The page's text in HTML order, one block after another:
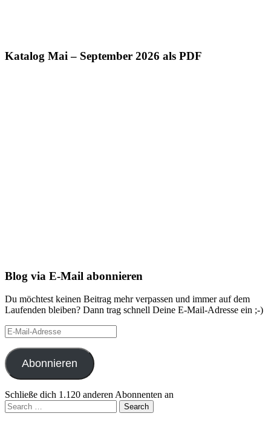
Katalog Mai – September 2026 als PDF
Blog via E-Mail abonnieren
Du möchtest keinen Beitrag mehr verpassen und immer auf dem
Laufenden bleiben? Dann trag schnell Deine E-Mail-Adresse ein ;-)
E-
Mail-
Adresse
Abonnieren
Schließe dich 1.120 anderen Abonnenten an
Search
for: